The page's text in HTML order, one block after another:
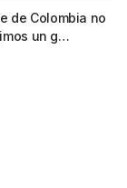
de Colombia no
un g…